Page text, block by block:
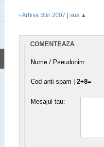
‹ Arhiva Stiri 2007 sus ▲
COMENTEAZA
Nume / Pseudonim:
Cod anti-spam | 2+8=
Mesajul tau: